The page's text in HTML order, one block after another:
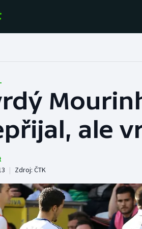
Baseball a softbal
Basketbal
Boby a skeleton
Box
ale
| Zdroj: ČTK